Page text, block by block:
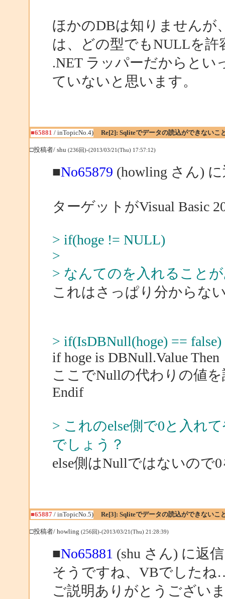
ほかのDBは知りませんが
は、どの型でもNULLを許
.NET ラッパーだからと
ていないと思います。
■65881 / inTopicNo.4) Re[2]: Sqliteでデータの読込ができないこ
□投稿者/ shu (236回)-(2013/03/21(Thu) 17:57:12)
■No65879 (howling さん)
ターゲットがVisual Basic
> if(hoge != NULL)
>
> なんてのを入れること
これはさっぱり分からな
> if(IsDBNull(hoge) ==
if hoge is DBNull.Value Then
ここでNullの代わりの値
Endif
> これのelse側で0と入れ
でしょう？
else側はNullではないので
■65887/ inTopicNo.5) Re[3]: Sqliteでデータの読込ができないこ
□投稿者/ howling (256回)-(2013/03/21(Thu) 21:28:39)
■No65881 (shu さん) に返信
そうですね、VBでした
ご説明ありがとうござい